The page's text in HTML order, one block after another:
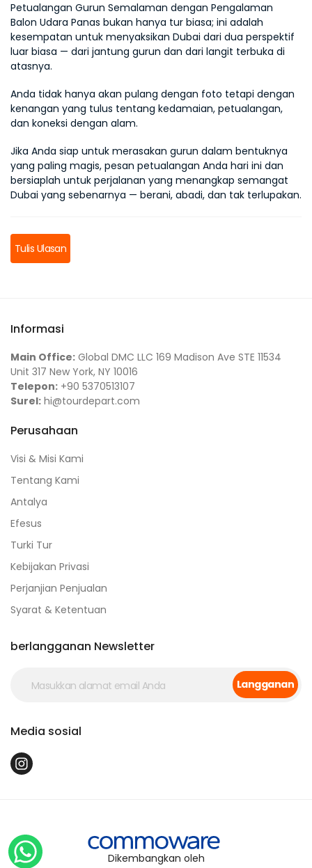
Petualangan Gurun Semalaman dengan Pengalaman
Balon Udara Panas bukan hanya tur biasa; ini adalah
kesempatan untuk menyaksikan Dubai dari dua perspektif
luar biasa — dari jantung gurun dan dari langit terbuka di
atasnya.
Anda tidak hanya akan pulang dengan foto tetapi dengan
kenangan yang tulus tentang kedamaian, petualangan,
dan koneksi dengan alam.
Jika Anda siap untuk merasakan gurun dalam bentuknya
yang paling magis, pesan petualangan Anda hari ini dan
bersiaplah untuk perjalanan yang menangkap semangat
Dubai yang sebenarnya — berani, abadi, dan tak terlupakan.
Tulis Ulasan
Informasi
Main Office: Global DMC LLC 169 Madison Ave STE 11534
Unit 317 New York, NY 10016
Telepon: +90 5370513107
Surel: hi@tourdepart.com
Perusahaan
Visi & Misi Kami
Tentang Kami
Antalya
Efesus
Turki Tur
Kebijakan Privasi
Perjanjian Penjualan
Syarat & Ketentuan
berlangganan Newsletter
Langganan
Media sosial
Dikembangkan oleh